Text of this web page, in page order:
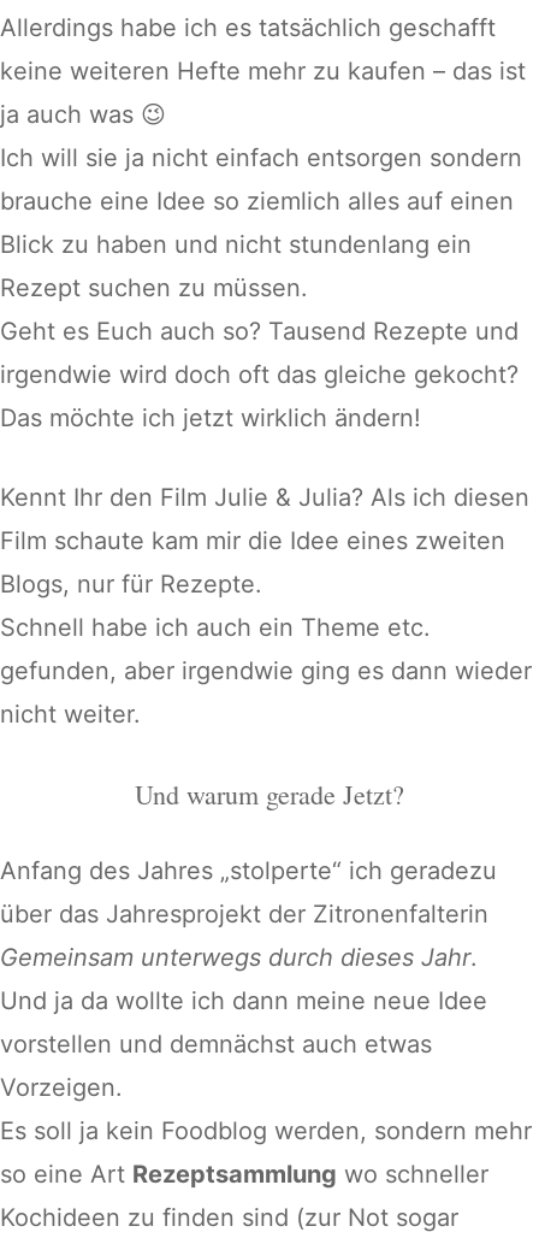
Allerdings habe ich es tatsächlich geschafft
keine weiteren Hefte mehr zu kaufen – das ist
ja auch was 😉
Ich will sie ja nicht einfach entsorgen sondern
brauche eine Idee so ziemlich alles auf einen
Blick zu haben und nicht stundenlang ein
Rezept suchen zu müssen.
Geht es Euch auch so? Tausend Rezepte und
irgendwie wird doch oft das gleiche gekocht?
Das möchte ich jetzt wirklich ändern!
Kennt Ihr den Film Julie & Julia? Als ich diesen
Film schaute kam mir die Idee eines zweiten
Blogs, nur für Rezepte.
Schnell habe ich auch ein Theme etc.
gefunden, aber irgendwie ging es dann wieder
nicht weiter.
Und warum gerade Jetzt?
Anfang des Jahres „stolperte“ ich geradezu
über das Jahresprojekt der Zitronenfalterin
Gemeinsam unterwegs durch dieses Jahr.
Und ja da wollte ich dann meine neue Idee
vorstellen und demnächst auch etwas
Vorzeigen.
Es soll ja kein Foodblog werden, sondern mehr
so eine Art Rezeptsammlung wo schneller
Kochideen zu finden sind (zur Not sogar